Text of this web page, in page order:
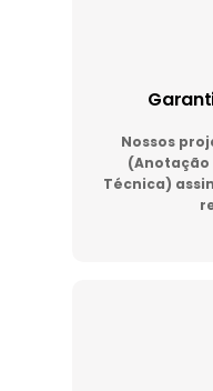
Nossos
(Anotação
Técnica)